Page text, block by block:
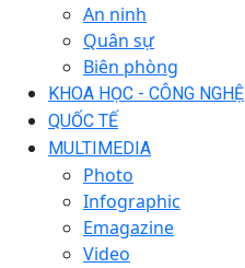
An ninh
Quân sự
Biên phòng
KHOA HỌC - CÔNG NGHỆ
QUỐC TẾ
MULTIMEDIA
Photo
Infographic
Emagazine
Video